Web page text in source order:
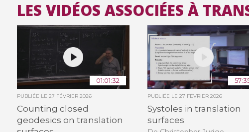
LES VIDÉOS ASSOCIÉES À
01:01:32
PUBLIÉE LE 27 FÉVRIER 2026
Counting closed
geodesics on translation
PUBLIÉE LE27 FÉVRIER 2026
Systoles in translation
surfaces